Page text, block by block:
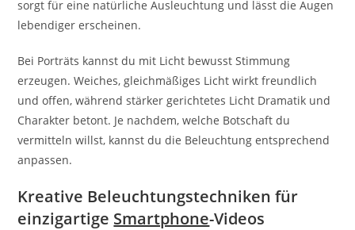
sorgt für eine natürliche Ausleuchtung und lässt die Augen
lebendiger erscheinen.
Bei Porträts kannst du mit Licht bewusst Stimmung
erzeugen. Weiches, gleichmäßiges Licht wirkt freundlich
und offen, während stärker gerichtetes Licht Dramatik und
Charakter betont. Je nachdem, welche Botschaft du
vermitteln willst, kannst du die Beleuchtung entsprechend
anpassen.
Kreative Beleuchtungstechniken für
einzigartige Smartphone-Videos